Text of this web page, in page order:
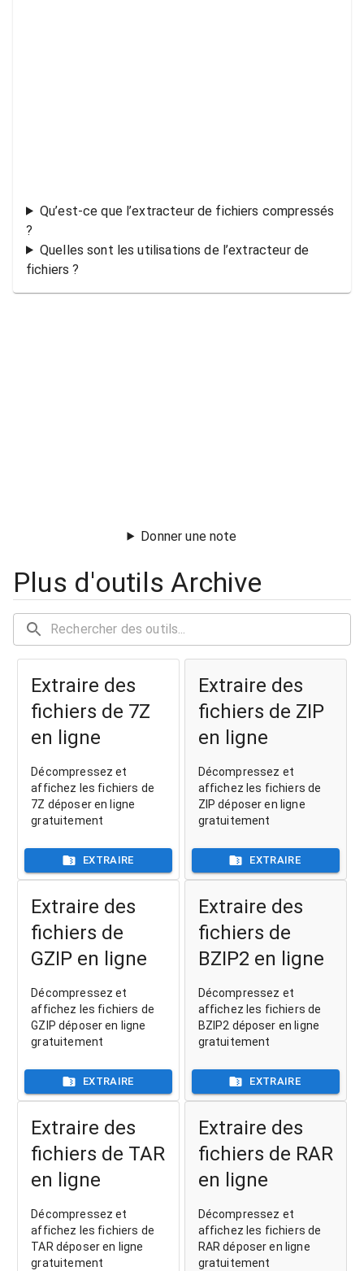
Qu’est-ce que l’extracteur de fichiers compressés
?
Quelles sont les utilisations de l’extracteur de
fichiers ?
Donner une note
Plus d'outils Archive
Extraire des
fichiers de 7Z
en ligne
Décompressez et
affichez les fichiers de
7Z déposer en ligne
gratuitement
EXTRAIRE
Extraire des
fichiers de ZIP
en ligne
Décompressez et
affichez les fichiers de
ZIP déposer en ligne
gratuitement
EXTRAIRE
Extraire des
fichiers de
GZIP en ligne
Décompressez et
affichez les fichiers de
GZIP déposer en ligne
gratuitement
EXTRAIRE
Extraire des
fichiers de
BZIP2 en ligne
Décompressez et
affichez les fichiers de
BZIP2 déposer en ligne
gratuitement
EXTRAIRE
Extraire des
fichiers de TAR
en ligne
Décompressez et
affichez les fichiers de
TAR déposer en ligne
gratuitement
Extraire des
fichiers de RAR
en ligne
Décompressez et
affichez les fichiers de
RAR déposer en ligne
gratuitement